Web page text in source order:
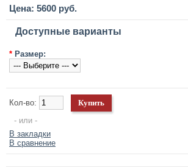
Цена: 5600 руб.
Доступные варианты
* Размер:
Кол-во:
- или -
В закладки
В сравнение